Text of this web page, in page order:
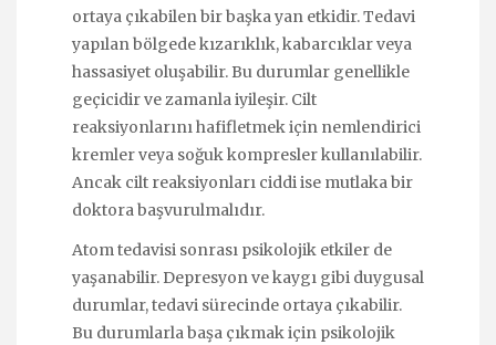
ortaya çıkabilen bir başka yan etkidir. Tedavi
yapılan bölgede kızarıklık, kabarcıklar veya
hassasiyet oluşabilir. Bu durumlar genellikle
geçicidir ve zamanla iyileşir. Cilt
reaksiyonlarını hafifletmek için nemlendirici
kremler veya soğuk kompresler kullanılabilir.
Ancak cilt reaksiyonları ciddi ise mutlaka bir
doktora başvurulmalıdır.
Atom tedavisi sonrası psikolojik etkiler de
yaşanabilir. Depresyon ve kaygı gibi duygusal
durumlar, tedavi sürecinde ortaya çıkabilir.
Bu durumlarla başa çıkmak için psikolojik